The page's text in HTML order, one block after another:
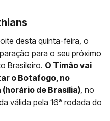
desta quinta-feira, o
para o seu próximo
Brasileiro. O Timão vai
o Botafogo, no
(horário de Brasília), no
válida pela 16ª rodada do